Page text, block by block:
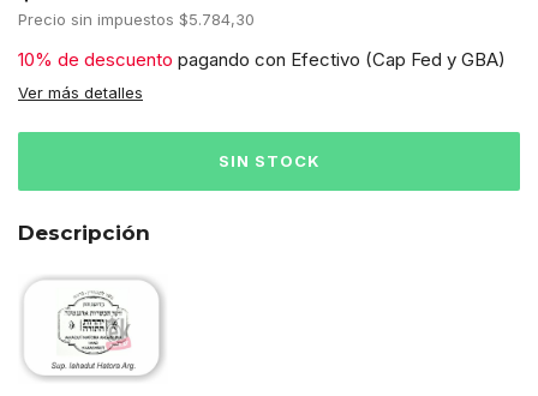
Precio sin impuestos $5.784,30
10% de descuento pagando con Efectivo (Cap Fed y GBA)
Ver más detalles
Descripción